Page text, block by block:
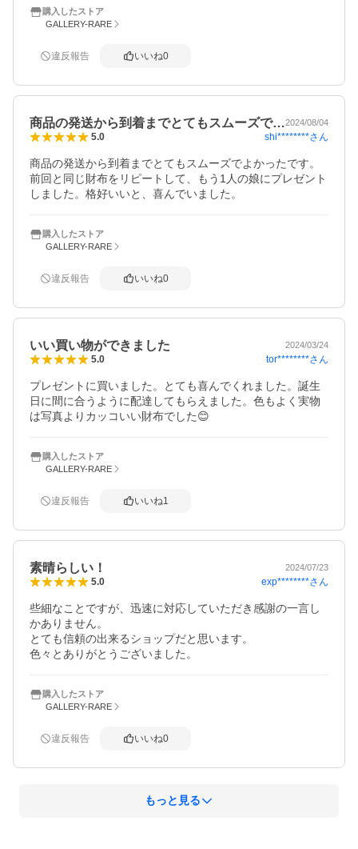
購入したストア
GALLERY-RARE
違反報告 いいね0
商品の発送から到着までとてもスムーズで…2024/08/04
5.0 shi********さん
商品の発送から到着までとてもスムーズでよかったです。
前回と同じ財布をリピートして、もう1人の娘にプレゼント
しました。格好いいと、喜んでいました。
購入したストア
GALLERY-RARE
違反報告 いいね0
いい買い物ができました 2024/03/24
5.0 tor********さん
プレゼントに買いました。とても喜んでくれました。誕生
日に間に合うように配達してもらえました。色もよく実物
は写真よりカッコいい財布でした😊
購入したストア
GALLERY-RARE
違反報告 いいね1
素晴らしい！ 2024/07/23
5.0 exp********さん
些細なことですが、迅速に対応していただき感謝の一言し
かありません。
とても信頼の出来るショップだと思います。
色々とありがとうございました。
購入したストア
GALLERY-RARE
違反報告 いいね0
もっと見る